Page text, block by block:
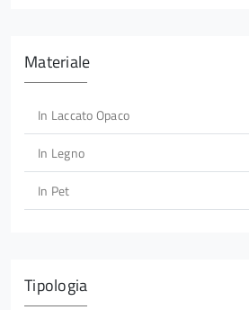
Materiale
In Laccato Opaco
In Legno
In Pet
Tipologia